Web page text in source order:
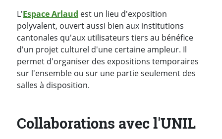
L'Espace Arlaud est un lieu d'exposition
polyvalent, ouvert aussi bien aux institutions
cantonales qu'aux utilisateurs tiers au bénéfice
d'un projet culturel d'une certaine ampleur. Il
permet d'organiser des expositions temporaires
sur l'ensemble ou sur une partie seulement des
salles à disposition.
Collaborations avec l'UNIL